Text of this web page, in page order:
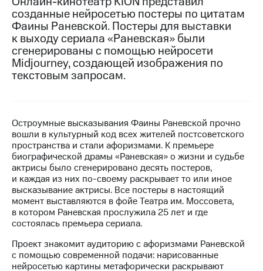
Медиа-центр
Пресс-
релизы
МТС
о технологиях
Интервью
Финансовая
отчетность
Контакты
Новости
в
регионе
и акционерам
Корпоративное
управление
созданные нейросетью постеры по цитатам
Фаины Раневской. Постеры для выставки
к выходу сериала «Раневская» были
сгенерированы с помощью нейросети
Midjourney, создающей изображения по
текстовым запросам.
Остроумные высказывания Фаины Раневской прочно
вошли в культурный код всех жителей постсоветского
пространства и стали афоризмами. К премьере
биографической драмы «Раневская» о жизни и судьбе
актрисы было сгенерировано десять постеров,
и каждая из них по-своему раскрывает то или иное
высказывание актрисы. Все постеры в настоящий
момент выставляются в фойе Театра им. Моссовета,
в котором Раневская прослужила 25 лет и где
состоялась премьера сериала.
Проект знакомит аудиторию с афоризмами Раневской
с помощью современной подачи: нарисованные
нейросетью картины метафорически раскрывают